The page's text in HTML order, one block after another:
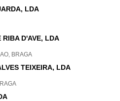
LDA
RIBA D'AVE, LDA
BRAGA
TEIXEIRA, LDA